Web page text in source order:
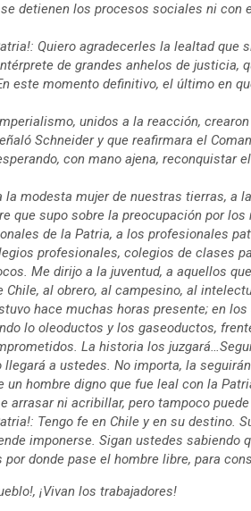
detienen los procesos sociales ni
Quiero agradecerles la lealtad
de grandes anhelos de justicia,
este momento definitivo, el último en
unidos a la reacción,
Schneider y que reafirmara el
con mano ajena, reconquistar
la modesta mujer de nuestras tierras, a
que supo sobre la preocupación por los
de la Patria, a los profesionales
profesionales, colegios de clases
Me dirijo a la juventud, a aquellos
Chile, al obrero, al campesino, al
hace muchas horas presente; en
lo oleoductos y los gaseoductos,
La historia los
a ustedes. No importa, la
un hombre digno que fue leal con la
arrasar ni acribillar, pero tampoco
Tengo fe en Chile y en su destino.
imponerse. Sigan ustedes sabiendo
donde pase el hombre libre, para
¡Vivan los trabajadores!